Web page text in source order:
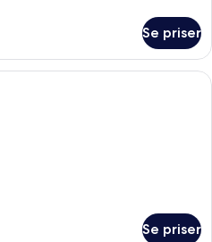
Se priser
Sängtillbehör av högsta kvalitet,
Se priser